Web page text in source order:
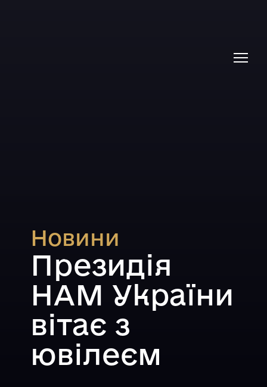
Новини
Президія
НАМ України
вітає з
ювілеєм